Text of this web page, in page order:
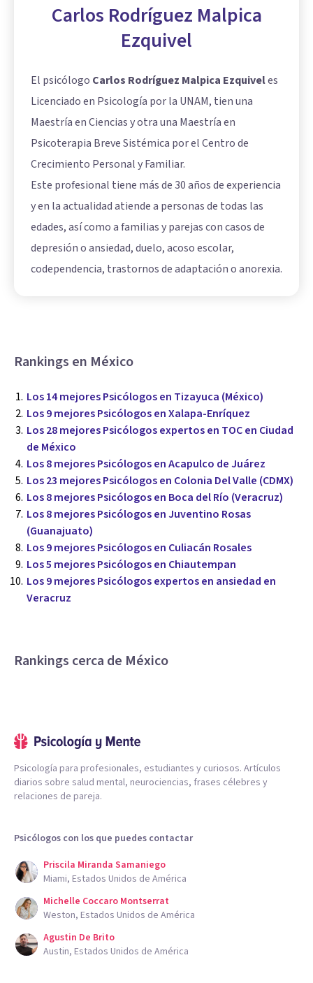
Carlos Rodríguez Malpica
Ezquivel
El psicólogo Carlos Rodríguez Malpica Ezquiveles
Licenciado en Psicología por la UNAM, tien una
Maestría en Ciencias y otra una Maestría en
Psicoterapia Breve Sistémica por el Centro de
Crecimiento Personal y Familiar.
Este profesional tiene más de 30 años de experiencia
y en la actualidad atiende a personas de todas las
edades, así como a familias y parejas con casos de
depresión o ansiedad, duelo, acoso escolar,
codependencia, trastornos de adaptación o anorexia.
Rankings en México
Los 14 mejores Psicólogos en Tizayuca (México)
Los 9 mejores Psicólogos en Xalapa-Enríquez
Los 28 mejores Psicólogos expertos en TOC en Ciudad
de México
Los 8 mejores Psicólogos en Acapulco de Juárez
Los 23 mejores Psicólogos en Colonia Del Valle (CDMX)
Los 8 mejores Psicólogos en Boca del Río (Veracruz)
Los 8 mejores Psicólogos en Juventino Rosas
(Guanajuato)
Los 9 mejores Psicólogos en Culiacán Rosales
Los 5 mejores Psicólogos en Chiautempan
Los 9 mejores Psicólogos expertos en ansiedad en
Veracruz
Rankings cerca de México
Psicología para profesionales, estudiantes y curiosos. Artículos
diarios sobre salud mental, neurociencias, frases célebres y
relaciones de pareja.
Psicólogos con los que puedes contactar
Priscila Miranda Samaniego
Miami, Estados Unidos de América
Michelle Coccaro Montserrat
Weston, Estados Unidos de América
Agustin De Brito
Austin, Estados Unidos de América